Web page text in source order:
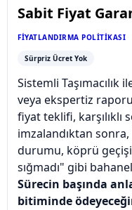
Sabit Fiyat
FIYATLANDIRMA POLITIKASI
Sürpriz Ücret Yok
Sistemli Taşımacılık
veya ekspertiz
fiyat teklifi, karşılıklı
imzalandıktan
durumu, köprü
sığmadı" gibi
Sürecin başında
bitiminde